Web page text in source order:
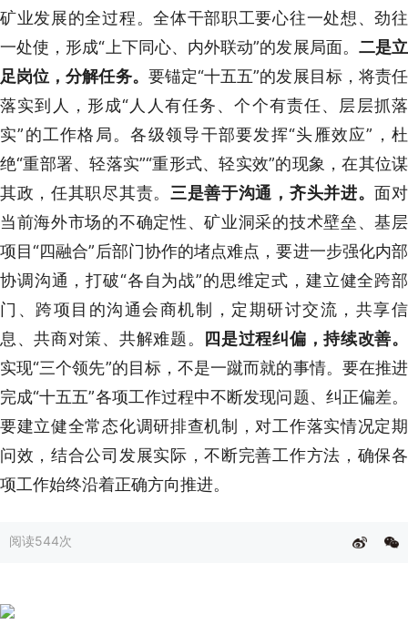
矿业发展的全过程。全体干部职工要心往一处想、劲往
一处使，形成“上下同心、内外联动”的发展局面。 二是立
足岗位，分解任务。 要锚定“十五五”的发展目标，将责任
落实到人，形成“人人有任务、个个有责任、层层抓落
实”的工作格局。各级领导干部要发挥“头雁效应”，杜
绝“重部署、轻落实”“重形式、轻实效”的现象，在其位谋
其政，任其职尽其责。 三是善于沟通，齐头并进。面对
当前海外市场的不确定性、矿业洞采的技术壁垒、基层
项目“四融合”后部门协作的堵点难点，要进一步强化内部
协调沟通，打破“各自为战”的思维定式，建立健全跨部
门、跨项目的沟通会商机制，定期研讨交流，共享信
息、共商对策、共解难题。
四是过程纠偏，持续改善。
实现“三个领先”的目标，不是一蹴而就的事情。要在推进
完成“十五五”各项工作过程中不断发现问题、纠正偏差。
要建立健全常态化调研排查机制，对工作落实情况定期
问效，结合公司发展实际，不断完善工作方法，确保各
项工作始终沿着正确方向推进。
阅读544次